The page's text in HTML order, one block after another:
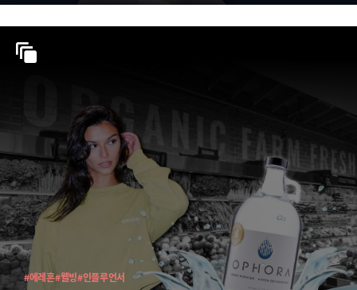
#에레혼#웰빙#인플루언서